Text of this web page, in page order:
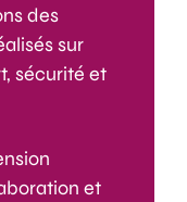
des
sur
sécurité et
et